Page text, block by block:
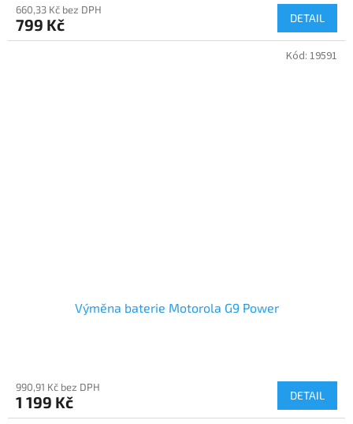
660,33 Kč bez DPH
799 Kč DETAIL
Výměna baterie Motorola G9 Power
990,91 Kč bez DPH
1 199 Kč DETAIL
Kód: 19591